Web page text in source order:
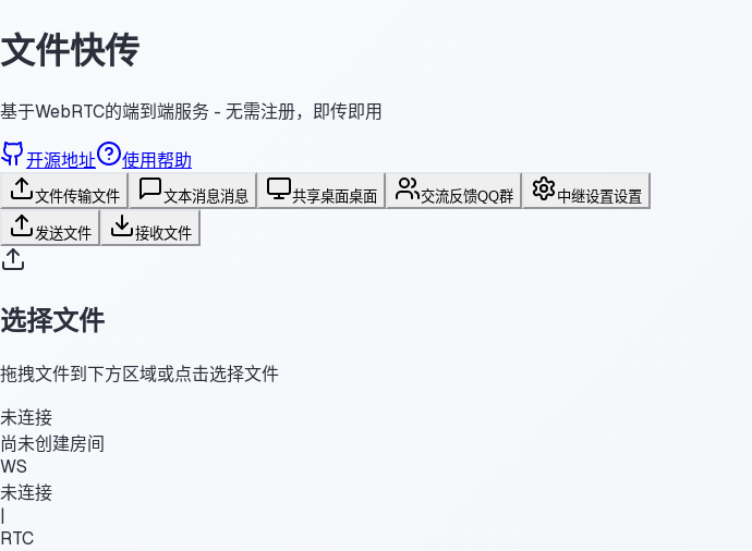
文件快传
基于WebRTC的端到端服务 - 无需注册，即传即用
开源地址 使用帮助
文件传输文件 文本消息消息 共享桌面桌面 交流反馈QQ群 中继设置设置
发送文件 接收文件
选择文件
拖拽文件到下方区域或点击选择文件
未连接
尚未创建房间
WS
未连接
|
RTC